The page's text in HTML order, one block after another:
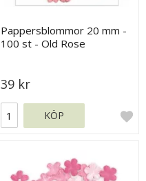
Pappersblommor 20 mm -
100 st - Old Rose
39 kr
KÖP